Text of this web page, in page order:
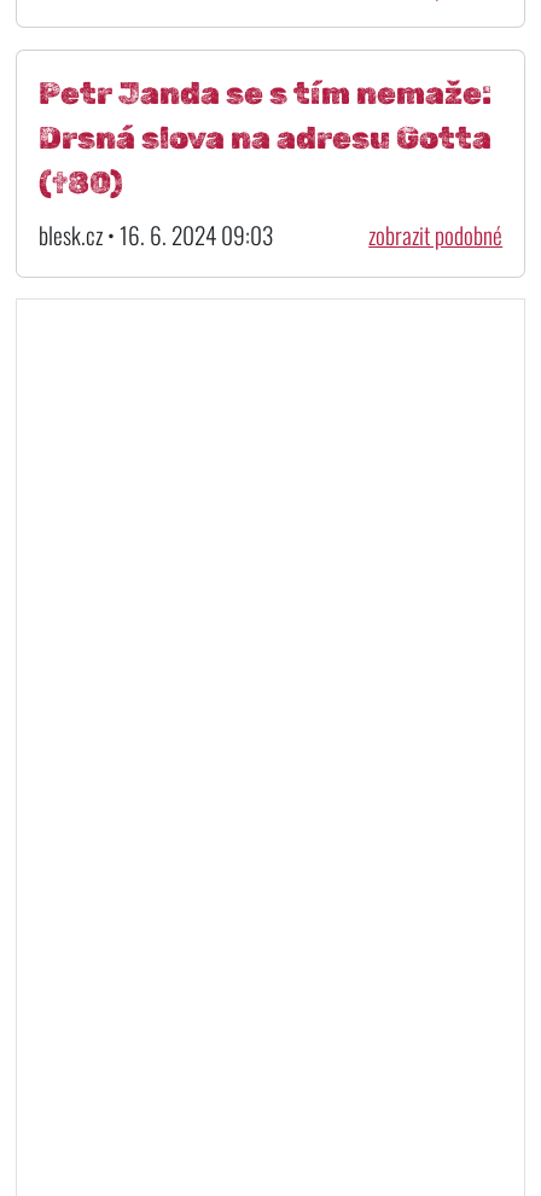
Petr Janda se s tím nemaže:
Drsná slova na adresu Gotta
(†80)
blesk.cz • 16. 6. 2024 09:03 zobrazit podobné